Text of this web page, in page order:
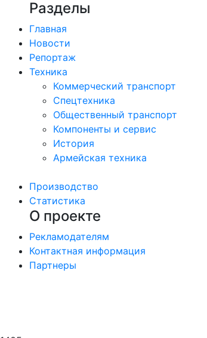
Разделы
Главная
Новости
Репортаж
Техника
Коммерческий транспорт
Спецтехника
Общественный транспорт
Компоненты и сервис
История
Армейская техника
Производство
Статистика
О проекте
Рекламодателям
Контактная информация
Партнеры